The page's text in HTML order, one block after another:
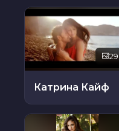
29
Катрина Кайф